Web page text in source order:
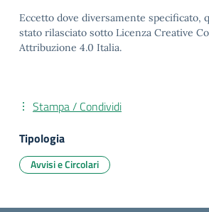
Eccetto dove diversamente specificato,
stato rilasciato sotto Licenza Creative
Attribuzione 4.0 Italia.
Stampa / Condividi
Tipologia
Avvisi e Circolari